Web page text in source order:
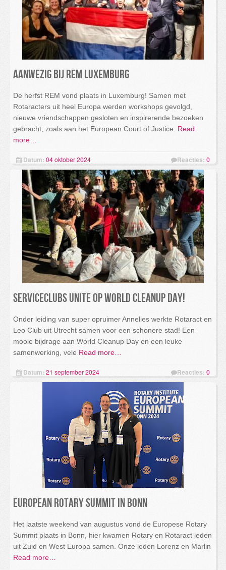
Aanwezig bij REM Luxemburg
De herfst REM vond plaats in Luxemburg! Samen met
Rotaracters uit heel Europa werden workshops gevolgd,
nieuwe vriendschappen gesloten en inspirerende bezoeken
gebracht, zoals aan het European Court of Justice.
Read
more…
Reacties: 0
Datum: 04 oktober 2024
Serviceclubs unite op World Cleanup Day!
Onder leiding van super opruimer Annelies werkte Rotaract en
Leo Club uit Utrecht samen voor een schonere stad! Een
mooie bijdrage aan World Cleanup Day en een leuke
samenwerking, vele Read more…
Reacties: 0
Datum: 21 september 2024
European Rotary Summit in Bonn
Het laatste weekend van augustus vond de Europese Rotary
Summit plaats in Bonn, hier kwamen Rotary en Rotaract leden
uit Zuid en West Europa samen. Onze leden Lorenz en Marlin
Read more…